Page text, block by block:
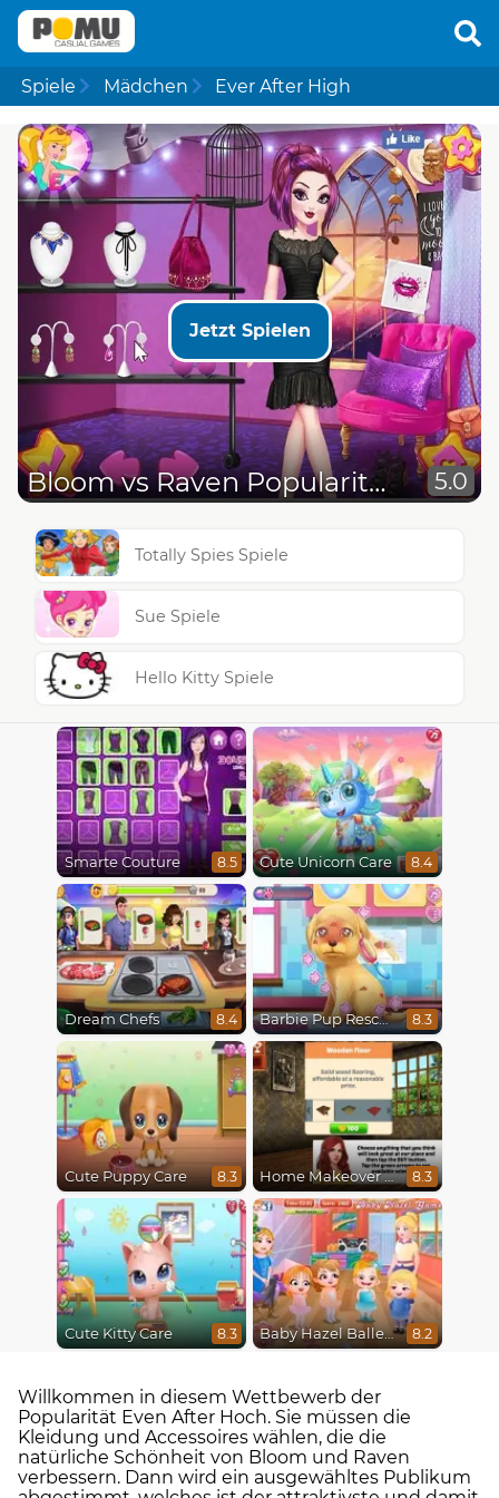
Spiele Mädchen Ever After High
Jetzt Spielen
Bloom vs Raven Popularity Contest 5.0
Totally Spies Spiele
Sue Spiele
Hello Kitty Spiele
Smarte Couture 8.5 Cute Unicorn Care 8.4
Dream Chefs 8.4 Barbie Pup Rescue 8.3
Cute Puppy Care 8.3 Home Makeover Hidden Object 8.3
Cute Kitty Care 8.3 Baby Hazel Ballerina Dance 8.2
Willkommen in diesem Wettbewerb der
Popularität Even After Hoch. Sie müssen die
Kleidung und Accessoires wählen, die die
natürliche Schönheit von Bloom und Raven
verbessern. Dann wird ein ausgewähltes Publikum